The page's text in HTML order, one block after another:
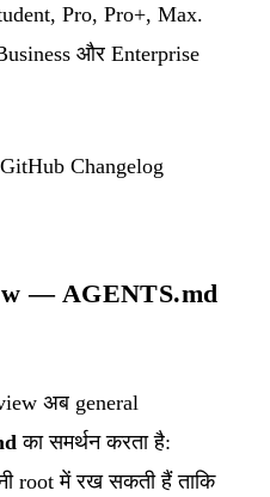
Pro, Pro+, Max.
और Enterprise
Changelog
— AGENTS.md
अब general
का समर्थन करता है:
root में रख सकती हैं ताकि